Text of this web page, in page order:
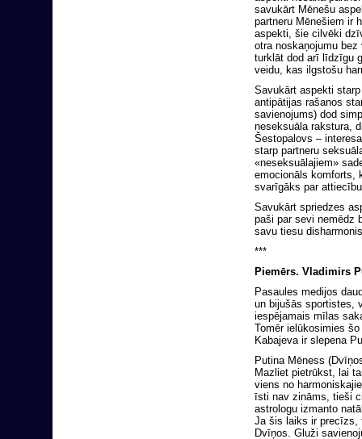
savukārt Mēnešu
partneru Mēnešiem ir
aspekti, šie cilvēki
otra noskaņojumu
turklāt dod arī līdzīgu
veidu, kas ilgstošu
Savukārt aspekti
antipātijas rašanos
savienojums) dod
neseksuāla rakstura,
Šestopalovs –
starp partneru
«neseksuālajiem»
emocionāls komforts,
svarīgāks par
Savukārt spriedzes
paši par sevi nemēdz
savu tiesu
***
Piemērs. Vladimirs
Pasaules medijos
un bijušās sportistes,
iespējamais mīlas
Tomēr ielūkosimies
Kabajeva ir slepena
Putina Mēness
Mazliet pietrūkst, lai
viens no
īsti nav zināms, tieši
astrologu izmanto
Ja šis laiks ir precīzs,
Dvīņos. Gluži